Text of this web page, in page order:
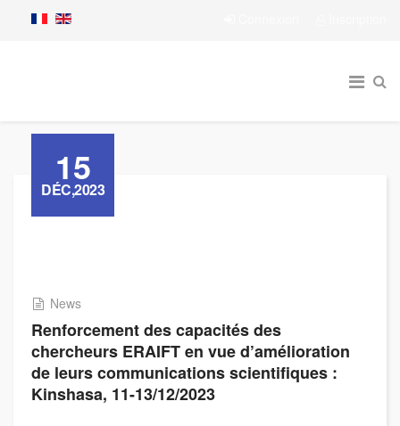
15
DÉC,2023
News
Renforcement des capacités des
chercheurs ERAIFT en vue d’amélioration
de leurs communications scientifiques :
Kinshasa, 11-13/12/2023